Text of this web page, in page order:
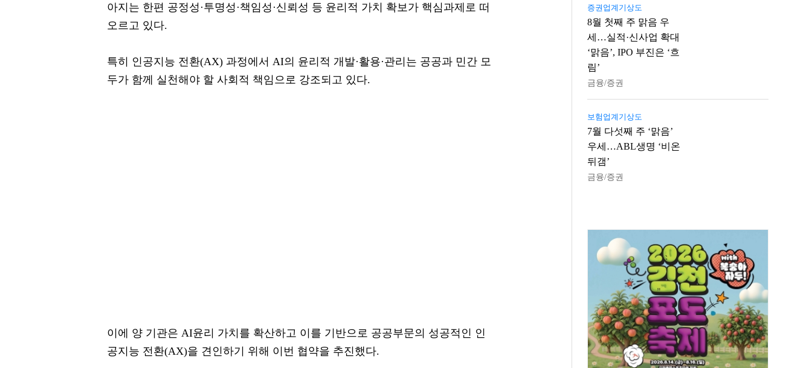
아지는 한편 공정성·투명성·책임성·신뢰성 등 윤리적 가치 확보가 핵심과제로 떠
오르고 있다.
특히 인공지능 전환(AX) 과정에서 AI의 윤리적 개발·활용·관리는 공공과 민간 모
두가 함께 실천해야 할 사회적 책임으로 강조되고 있다.
이에 양 기관은 AI윤리 가치를 확산하고 이를 기반으로 공공부문의 성공적인 인
공지능 전환(AX)을 견인하기 위해 이번 협약을 추진했다.
증권업계기상도
8월 첫째 주 맑음 우
세…실적·신사업 확대
‘맑음’, IPO 부진은 ‘흐
림’
금융/증권
보험업계기상도
7월 다섯째 주 ‘맑음’
우세…ABL생명 ‘비온
뒤갬’
금융/증권